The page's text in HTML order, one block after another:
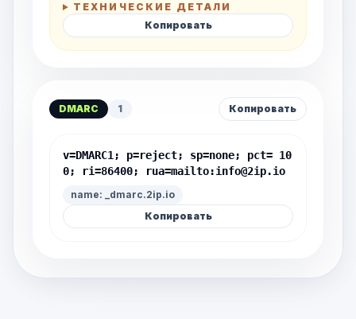
ТЕХНИЧЕСКИЕ ДЕТАЛИ
Копировать
DMARC 1 Копировать
v=DMARC1; p=reject; sp=none; pct= 10
0; ri=86400; rua=mailto:info@2ip.io
name: _dmarc.2ip.io
Копировать